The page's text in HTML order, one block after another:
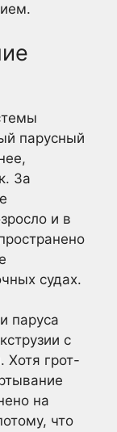
парусный
За
и в
судах.
паруса
с
Хотя грот-
на
что